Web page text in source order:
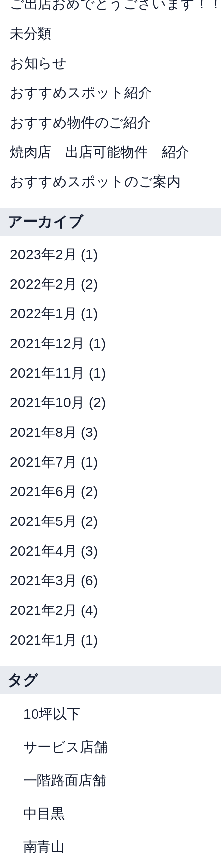
ご出店おめでとうございます！
未分類
お知らせ
おすすめスポット紹介
おすすめ物件のご紹介
焼肉店 出店可能物件 紹介
おすすめスポットのご案内
アーカイブ
2023年2月 (1)
2022年2月 (2)
2022年1月 (1)
2021年12月 (1)
2021年11月 (1)
2021年10月 (2)
2021年8月 (3)
2021年7月 (1)
2021年6月 (2)
2021年5月 (2)
2021年4月 (3)
2021年3月 (6)
2021年2月 (4)
2021年1月 (1)
タグ
10坪以下
サービス店舗
一階路面店舗
中目黒
南青山